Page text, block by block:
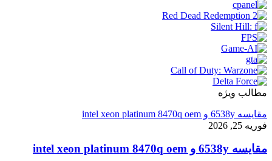
مطالب ویژه
مقایسه 6538y و intel xeon platinum 8470q oem
فوریه 25, 2026
مقایسه 6538y و intel xeon platinum 8470q oem